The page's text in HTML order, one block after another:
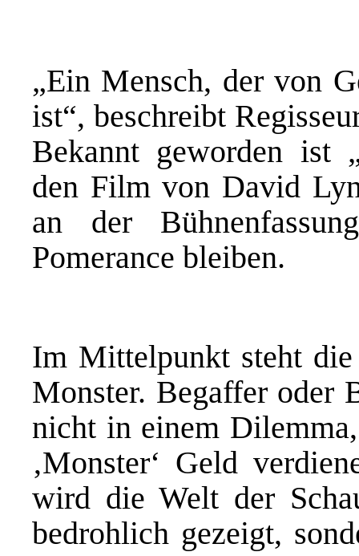
„Ein Mensch, der von
ist“, beschreibt
Bekannt geworden ist
den Film von David
an der
Pomerance bleiben.
Im Mittelpunkt steht
Monster. Begaffer oder
nicht in einem
‚Monster‘ Geld
wird die Welt der
bedrohlich gezeigt,